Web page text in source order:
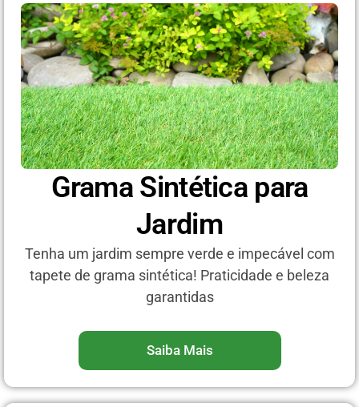
Grama Sintética para
Jardim
Tenha um jardim sempre verde e impecável com
tapete de grama sintética! Praticidade e beleza
garantidas
Saiba Mais